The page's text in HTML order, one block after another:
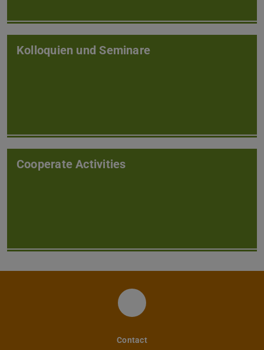
Kolloquien und Seminare
Cooperate Activities
FM LinkedIn
Contact